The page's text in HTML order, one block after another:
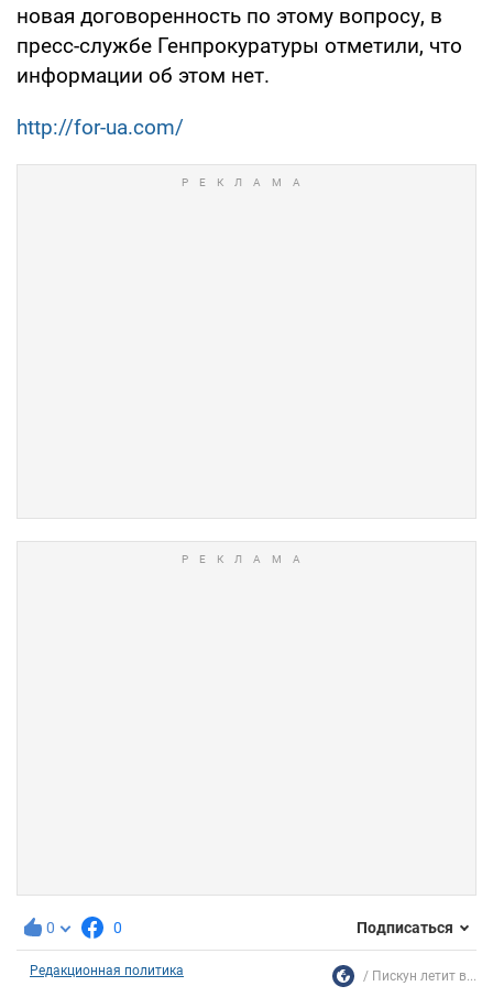
новая договоренность по этому вопросу, в
пресс-службе Генпрокуратуры отметили, что
информации об этом нет.
http://for-ua.com/
0 0 Подписаться
Редакционная политика Пискун летит в...